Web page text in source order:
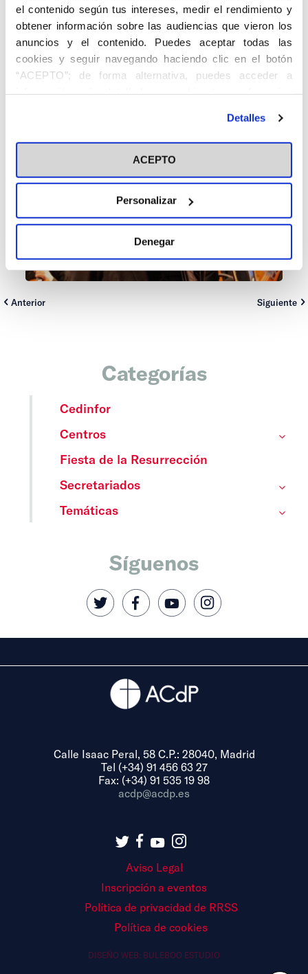
el contenido según tus intereses, medir el rendimiento y
obtener información sobre las audiencias que vieron los
anuncios y el contenido. Puedes aceptar todas las
cookies y seguir navegando haciendo clic en el botón
“ACEPTO”; de forma alternativa, puedes acceder a
información más detallada y cambiar tus preferencias
en el botón "Personalizar". Para más información puedes
visitar nuestra Política de Cookies
Detalles
ACEPTO
Personalizar
Denegar
completamente gratuita.
Anterior Siguiente
Categorías
Cedinfor
Centros
Fiesta de la Resurrección
Secretariados
Temáticas
Síguenos
Calle Isaac Peral, 58 C.P.: 28040, Madrid
Tel (+34) 91 456 63 27
Fax: (+34) 91 535 19 98
acdp@acdp.es
Aviso Legal
Inscripción a eventos
Política de privacidad de RRSS
Política de cookies
DISEÑO WEB: BULEBOO ESTUDIO